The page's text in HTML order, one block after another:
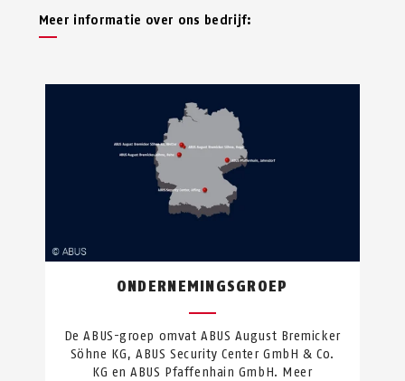
Meer informatie over ons bedrijf:
ONDERNEMINGSGROEP
De ABUS-groep omvat ABUS August Bremicker
Söhne KG, ABUS Security Center GmbH & Co.
KG en ABUS Pfaffenhain GmbH. Meer